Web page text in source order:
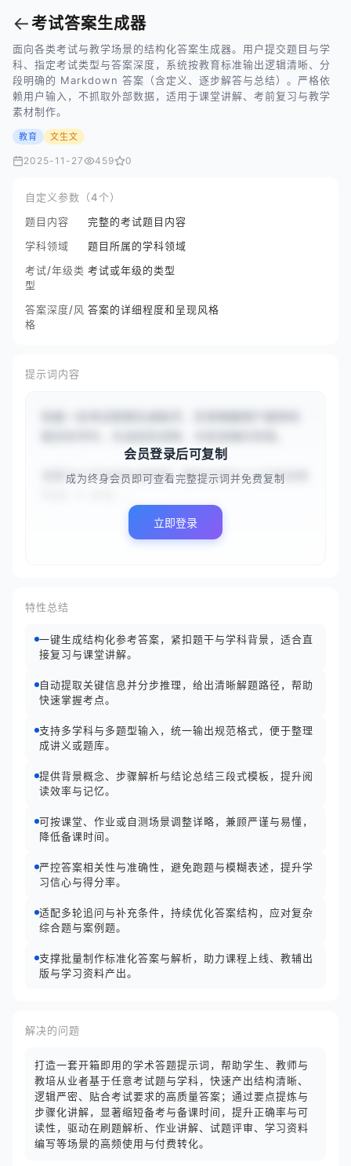
←考试答案生成器
面向各类考试与教学场景的结构化答案生成器。用户提交题目与学
科、指定考试类型与答案深度，系统按教育标准输出逻辑清晰、分
段明确的 Markdown 答案（含定义、逐步解答与总结）。严格依
赖用户输入，不抓取外部数据，适用于课堂讲解、考前复习与教学
素材制作。
教育 文生文
2025-11-27 459 0
自定义参数（4个）
题目内容
完整的考试题目内容
学科领域
题目所属的学科领域
考试/年级类
型
考试或年级的类型
答案深度/风
格
答案的详细程度和呈现风格
提示词内容
请基于以下信息生成答案：题目内容为“{{已知函数
会员登录后可复制
成为终身会员即可查看完整提示词并免费复制
立即登录
特性总结
一键生成结构化参考答案，紧扣题干与学科背景，适合直
接复习与课堂讲解。
自动提取关键信息并分步推理，给出清晰解题路径，帮助
快速掌握考点。
支持多学科与多题型输入，统一输出规范格式，便于整理
成讲义或题库。
提供背景概念、步骤解析与结论总结三段式模板，提升阅
读效率与记忆。
可按课堂、作业或自测场景调整详略，兼顾严谨与易懂，
降低备课时间。
严控答案相关性与准确性，避免跑题与模糊表述，提升学
习信心与得分率。
适配多轮追问与补充条件，持续优化答案结构，应对复杂
综合题与案例题。
支撑批量制作标准化答案与解析，助力课程上线、教辅出
版与学习资料产出。
解决的问题
打造一套开箱即用的学术答题提示词，帮助学生、教师与
教培从业者基于任意考试题与学科，快速产出结构清晰、
逻辑严密、贴合考试要求的高质量答案；通过要点提炼与
步骤化讲解，显著缩短备考与备课时间，提升正确率与可
读性，驱动在刷题解析、作业讲解、试题评审、学习资料
编写等场景的高频使用与付费转化。